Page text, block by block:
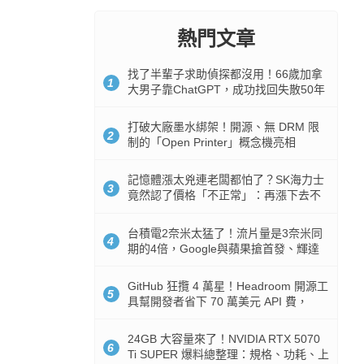
熱門文章
1
找了半輩子求助偵探都沒用！66歲加拿
大男子靠ChatGPT，成功找回失散50年
2
打破大廠墨水綁架！開源、無 DRM 限
制的「Open Printer」概念機亮相
3
記憶體漲太兇連老闆都怕了？SK海力士
竟然認了價格「不正常」：再漲下去不
4
台積電2奈米太猛了！流片量是3奈米同
期的4倍，Google與蘋果搶首發、輝達
5
GitHub 狂攬 4 萬星！Headroom 開源工
具幫開發者省下 70 萬美元 API 費，
6
24GB 大容量來了！NVIDIA RTX 5070
Ti SUPER 爆料總整理：規格、功耗、上